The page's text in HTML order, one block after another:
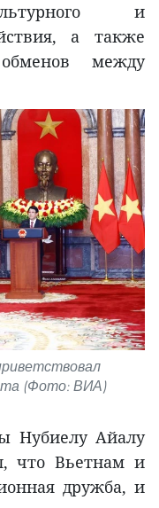
и
а также
между
(Фото: ВИА)
Нубиелу Айалу
что Вьетнам и
дружба, и